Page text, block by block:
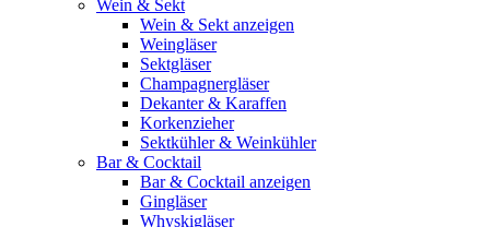
Wein & Sekt
Wein & Sekt anzeigen
Weingläser
Sektgläser
Champagnergläser
Dekanter & Karaffen
Korkenzieher
Sektkühler & Weinkühler
Bar & Cocktail
Bar & Cocktail anzeigen
Gingläser
Whyskigläser